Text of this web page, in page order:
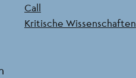
Call
Kritische Wissenschaften